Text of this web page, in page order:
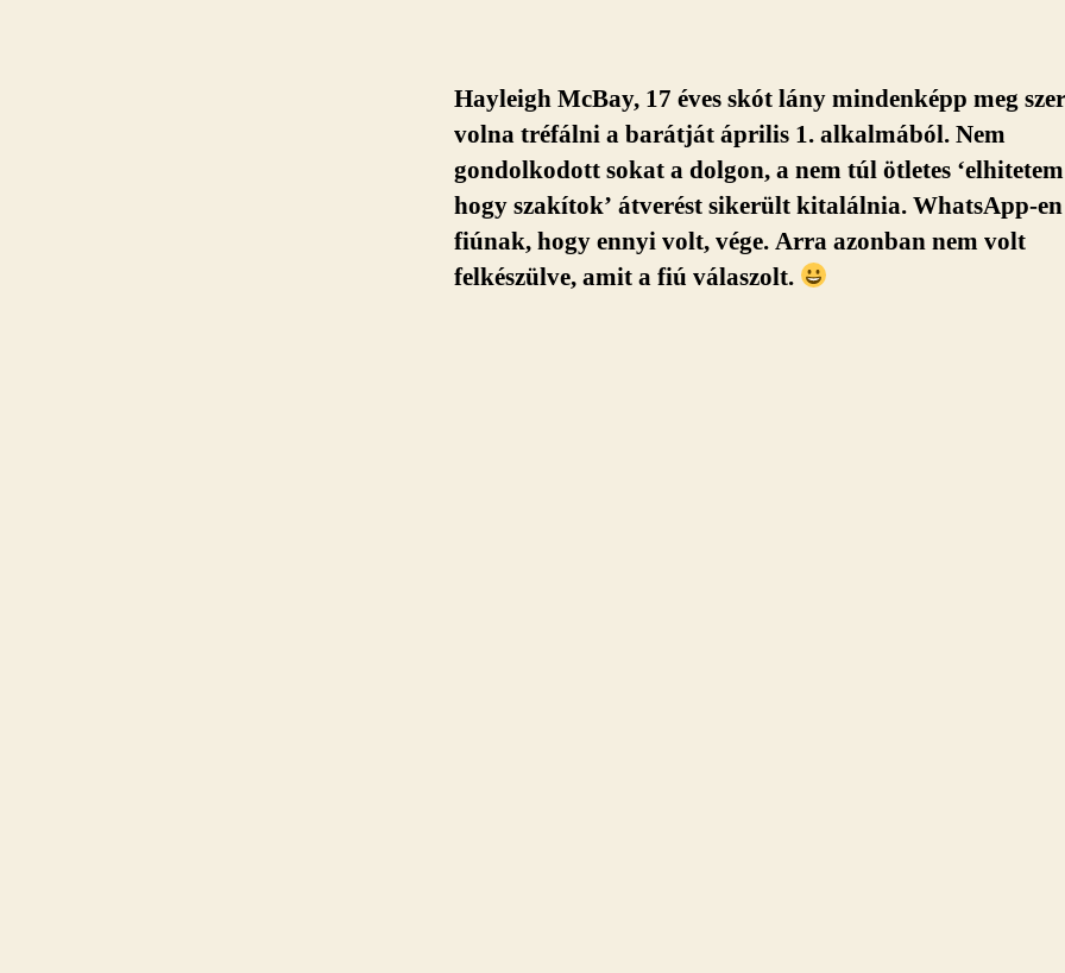
Hayleigh McBay, 17 éves skót lány mindenképp meg
volna tréfálni a barátját április 1. alkalmából. Nem
gondolkodott sokat a dolgon, a nem túl ötletes
hogy szakítok’ átverést sikerült kitalálnia. WhatsApp-
fiúnak, hogy ennyi volt, vége. Arra azonban nem volt
felkészülve, amit a fiú válaszolt.